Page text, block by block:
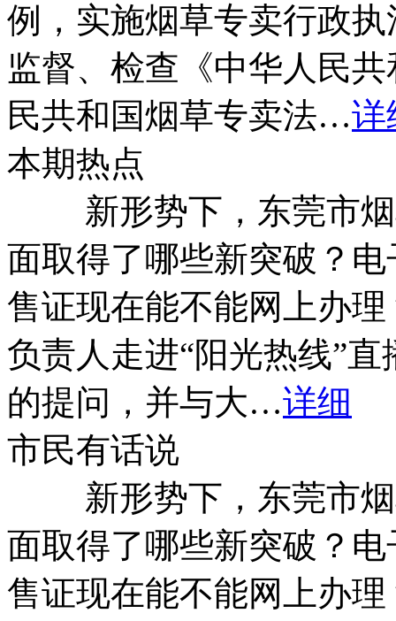
店进行了核查。经核查，发现该零售
草专卖批发企业进货和销售无标识外
法对该违法行为进行立案查处，并对
保存，以作进一步调查处理。另查明
二次因违法经营卷烟被分局立案查处
对其进行降档、降级，并且将加强后
13、阳光:沙田镇横流海港路25号101
串烟销售，望有关部门严厉查处。
回复： 接到投诉后，分局领导高度重
人员前往调查处理。经核查，该店持
专卖零售许可证，随即我分局执法人
架及卷烟仓库进行检查。经检查，该
均为该店自己的卷烟条码，散包卷烟
发现无标志外国卷烟、出口倒流国产
专卖批发企业进货的卷烟。鉴于诉求
对该店列入重点监管对象进行后续监
传教育。
12、老烟枪: 听说电子烟更加有害健
止?
详细
回复：国家烟草专卖局、国家市场监
例，实施烟草专卖行政
监督、检查《中华人民
民共和国烟草专卖法…详
本期热点
新形势下，东莞市烟
面取得了哪些新突破？
售证现在能不能网上办
负责人走进“阳光热线”
的提问，并与大…详细
市民有话说
新形势下，东莞市烟
面取得了哪些新突破？
售证现在能不能网上办